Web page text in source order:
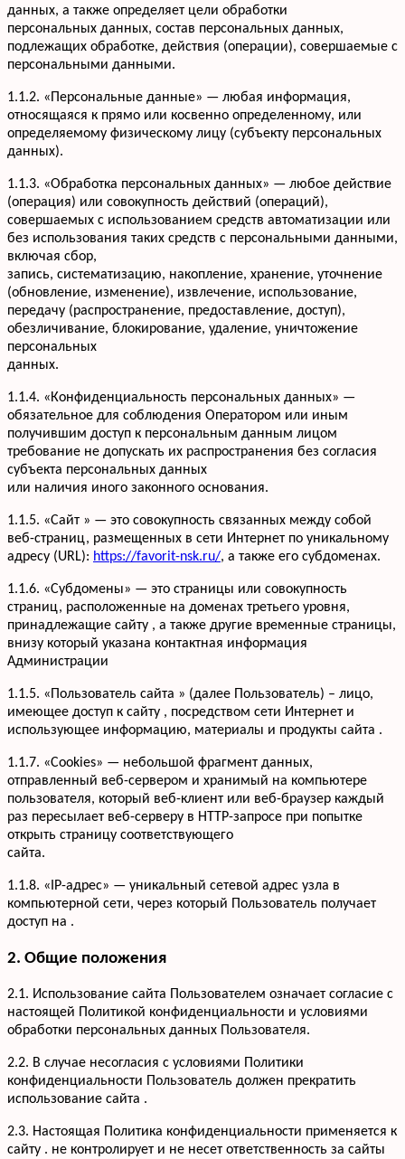
данных, а также определяет цели обработки
персональных данных, состав персональных данных,
подлежащих обработке, действия (операции), совершаемые с
персональными данными.
1.1.2. «Персональные данные» — любая информация,
относящаяся к прямо или косвенно определенному, или
определяемому физическому лицу (субъекту персональных
данных).
1.1.3. «Обработка персональных данных» — любое действие
(операция) или совокупность действий (операций),
совершаемых с использованием средств автоматизации или
без использования таких средств с персональными данными,
включая сбор,
запись, систематизацию, накопление, хранение, уточнение
(обновление, изменение), извлечение, использование,
передачу (распространение, предоставление, доступ),
обезличивание, блокирование, удаление, уничтожение
персональных
данных.
1.1.4. «Конфиденциальность персональных данных» —
обязательное для соблюдения Оператором или иным
получившим доступ к персональным данным лицом
требование не допускать их распространения без согласия
субъекта персональных данных
или наличия иного законного основания.
1.1.5. «Сайт » — это совокупность связанных между собой
веб-страниц, размещенных в сети Интернет по уникальному
адресу (URL): https://favorit-nsk.ru/, а также его субдоменах.
1.1.6. «Субдомены» — это страницы или совокупность
страниц, расположенные на доменах третьего уровня,
принадлежащие сайту , а также другие временные страницы,
внизу который указана контактная информация
Администрации
1.1.5. «Пользователь сайта » (далее Пользователь) – лицо,
имеющее доступ к сайту , посредством сети Интернет и
использующее информацию, материалы и продукты сайта .
1.1.7. «Cookies» — небольшой фрагмент данных,
отправленный веб-сервером и хранимый на компьютере
пользователя, который веб-клиент или веб-браузер каждый
раз пересылает веб-серверу в HTTP-запросе при попытке
открыть страницу соответствующего
сайта.
1.1.8. «IP-адрес» — уникальный сетевой адрес узла в
компьютерной сети, через который Пользователь получает
доступ на .
2. Общие положения
2.1. Использование сайта Пользователем означает согласие с
настоящей Политикой конфиденциальности и условиями
обработки персональных данных Пользователя.
2.2. В случае несогласия с условиями Политики
конфиденциальности Пользователь должен прекратить
использование сайта .
2.3. Настоящая Политика конфиденциальности применяется к
сайту . не контролирует и не несет ответственность за сайты